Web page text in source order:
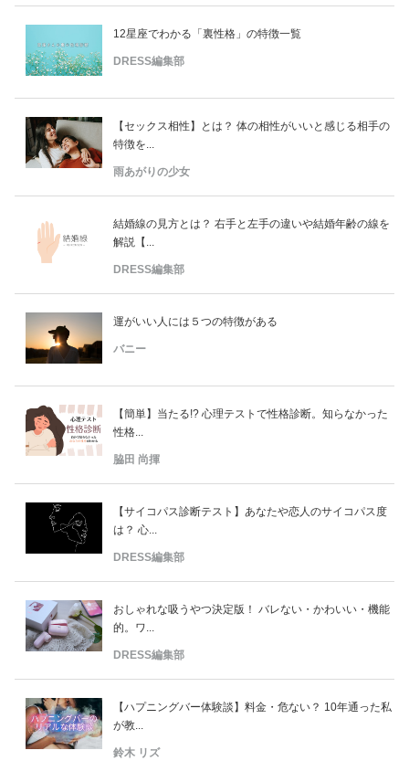
12星座でわかる「裏性格」の特徴一覧
DRESS編集部
【セックス相性】とは？ 体の相性がいいと感じる相手の
特徴を...
雨あがりの少女
結婚線の見方とは？ 右手と左手の違いや結婚年齢の線を
解説【...
DRESS編集部
運がいい人には５つの特徴がある
バニー
【簡単】当たる!? 心理テストで性格診断。知らなかった
性格...
脇田 尚揮
【サイコパス診断テスト】あなたや恋人のサイコパス度
は？ 心...
DRESS編集部
おしゃれな吸うやつ決定版！ バレない・かわいい・機能
的。ワ...
DRESS編集部
【ハプニングバー体験談】料金・危ない？ 10年通った私
が教...
鈴木 リズ